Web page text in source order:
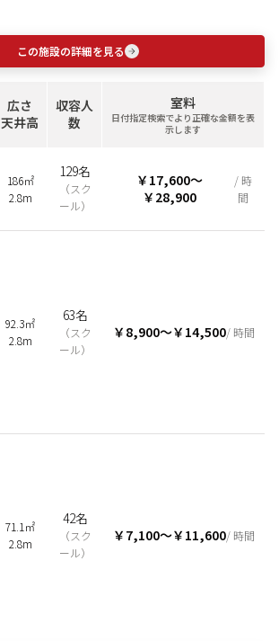
この施設の詳細を見る
広さ
天井高
収容人
数
室料
日付指定検索でより正確な金額を表
示します
186㎡
2.8m
129名
（スク
ール）
￥17,600〜
￥28,900
/ 時
間
92.3㎡
2.8m
63名
（スク
ール）
￥8,900〜￥14,500/ 時間
71.1㎡
2.8m
42名
（スク
ール）
￥7,100〜￥11,600/ 時間